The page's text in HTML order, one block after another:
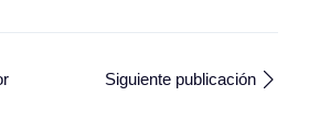
Siguiente publicación